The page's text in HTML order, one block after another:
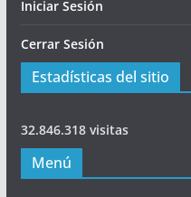
Iniciar Sesión
Cerrar Sesión
Estadísticas del sitio
32.846.318 visitas
Menú